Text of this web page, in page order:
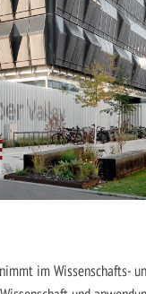
im Wissenschafts-